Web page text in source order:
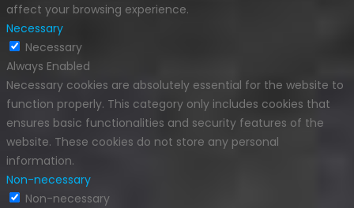
affect your browsing experience.
Necessary
Necessary
Always Enabled
Necessary cookies are absolutely essential for the website to
function properly. This category only includes cookies that
ensures basic functionalities and security features of the
website. These cookies do not store any personal
information.
Non-necessary
Non-necessary